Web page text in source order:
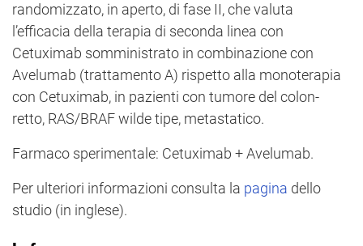
randomizzato, in aperto, di fase II, che valuta
l’efficacia della terapia di seconda linea con
Cetuximab somministrato in combinazione con
Avelumab (trattamento A) rispetto alla monoterapia
con Cetuximab, in pazienti con tumore del colon-
retto, RAS/BRAF wilde tipe, metastatico.
Farmaco sperimentale: Cetuximab + Avelumab.
Per ulteriori informazioni consulta la pagina dello
studio (in inglese).